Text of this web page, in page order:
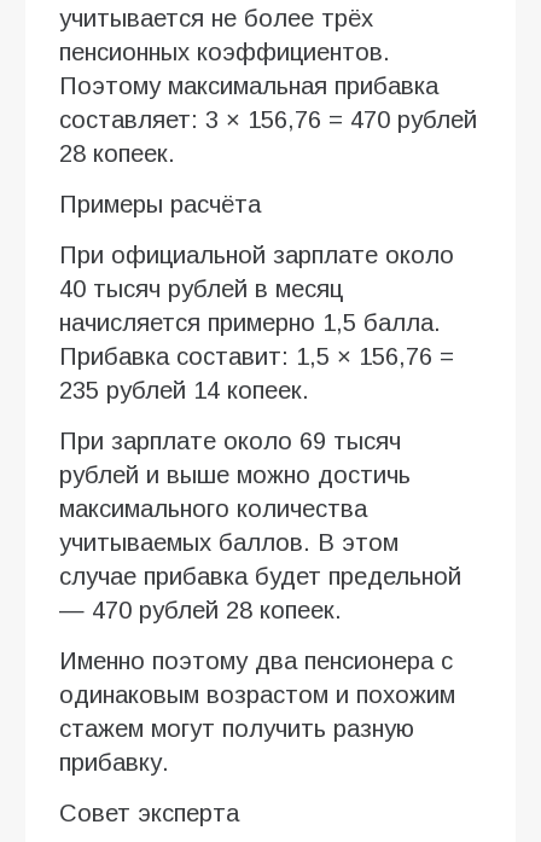
учитывается не более трёх
пенсионных коэффициентов.
Поэтому максимальная прибавка
составляет: 3 × 156,76 = 470 рублей
28 копеек.
Примеры расчёта
При официальной зарплате около
40 тысяч рублей в месяц
начисляется примерно 1,5 балла.
Прибавка составит: 1,5 × 156,76 =
235 рублей 14 копеек.
При зарплате около 69 тысяч
рублей и выше можно достичь
максимального количества
учитываемых баллов. В этом
случае прибавка будет предельной
— 470 рублей 28 копеек.
Именно поэтому два пенсионера с
одинаковым возрастом и похожим
стажем могут получить разную
прибавку.
Совет эксперта